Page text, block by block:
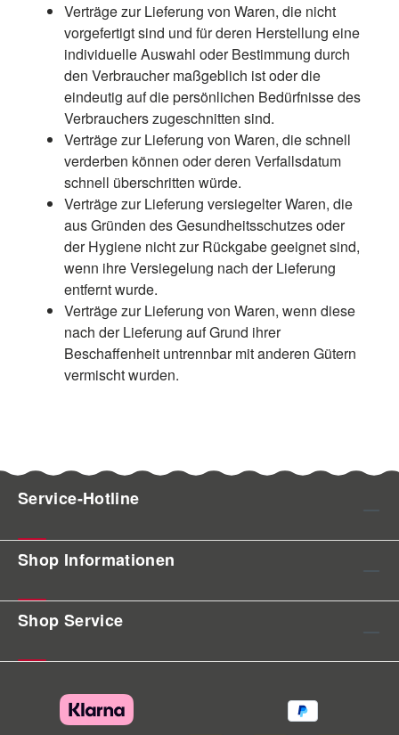
Verträge zur Lieferung von Waren, die nicht
vorgefertigt sind und für deren Herstellung eine
individuelle Auswahl oder Bestimmung durch
den Verbraucher maßgeblich ist oder die
eindeutig auf die persönlichen Bedürfnisse des
Verbrauchers zugeschnitten sind.
Verträge zur Lieferung von Waren, die schnell
verderben können oder deren Verfallsdatum
schnell überschritten würde.
Verträge zur Lieferung versiegelter Waren, die
aus Gründen des Gesundheitsschutzes oder
der Hygiene nicht zur Rückgabe geeignet sind,
wenn ihre Versiegelung nach der Lieferung
entfernt wurde.
Verträge zur Lieferung von Waren, wenn diese
nach der Lieferung auf Grund ihrer
Beschaffenheit untrennbar mit anderen Gütern
vermischt wurden.
Service-Hotline
Shop Informationen
Shop Service